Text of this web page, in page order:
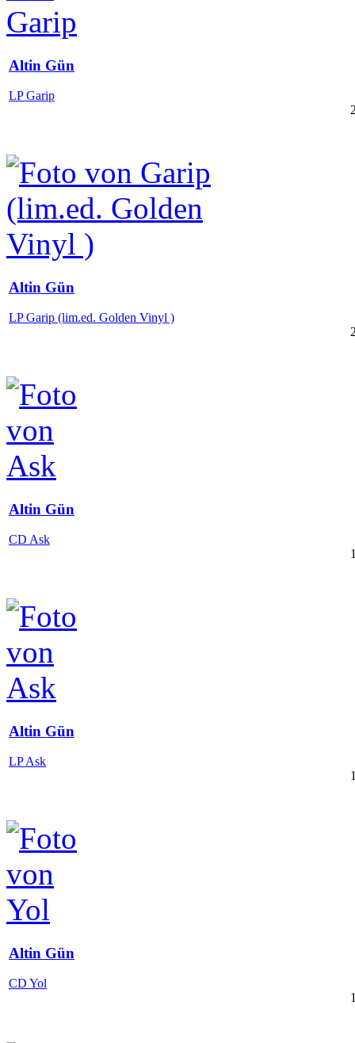
Altin Gün
LP Garip
Altin Gün
LP Garip (lim.ed. Golden Vinyl )
Altin Gün
CD Ask
Altin Gün
LP Ask
Altin Gün
CD Yol